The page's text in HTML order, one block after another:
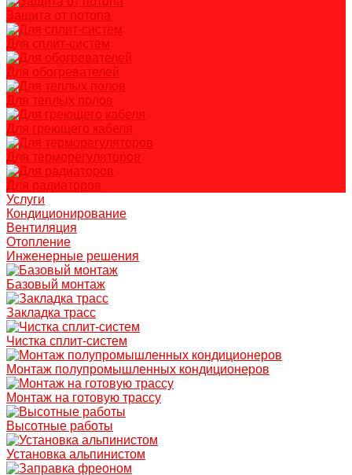
Защита от потопа
Для сплит-систем
Для обогревателей
Для теплых полов
Для греющего кабеля
Для терморегуляторов
Для радиаторов
Услуги
Кондиционирование
Вентиляция
Отопление
Инженерные решения
Базовый монтаж
Закладка трасс
Чистка сплит-систем
Монтаж полупромышленных кондиционеров
Монтаж на готовую трассу
Высотные работы
Установка альпинистом